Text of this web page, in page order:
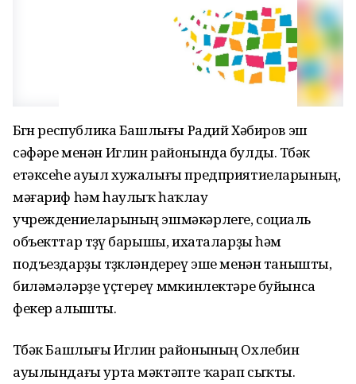
Бөгөн республика Башлығы Радий Хәбиров эш
сәфәре менән Иглин районында булды. Төбәк
етәксеһе ауыл хужалығы предприятиеларының,
мәғариф һәм һаулыҡ һаҡлау
учреждениеларының эшмәкәрлеге, социаль
объекттар төҙөү барышы, ихаталарҙы һәм
подъездарҙы төҙөкләндереү эше менән танышты,
биләмәләрҙе үҫтереү мөмкинлектәре буйынса
фекер алышты.
Төбәк Башлығы Иглин районының Охлебин
ауылындағы урта мәктәпте ҡарап сыҡты.